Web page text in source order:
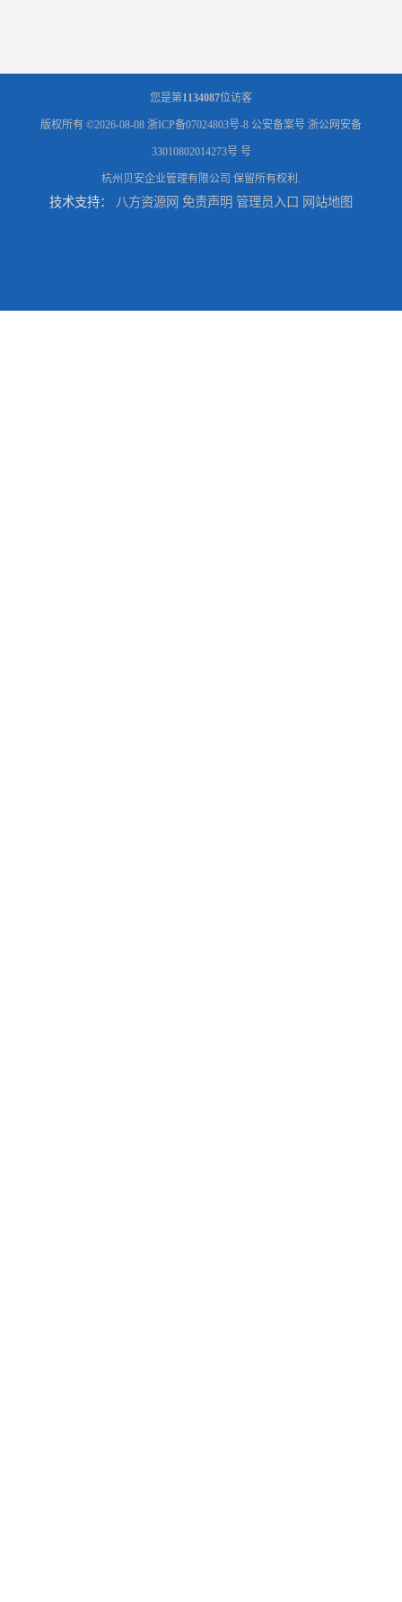
您是第1134087位访客
版权所有 ©2026-08-08 浙ICP备07024803号-8 公安备案号 浙公网安备
33010802014273号 号
杭州贝安企业管理有限公司 保留所有权利.
技术支持： 八方资源网 免责声明 管理员入口 网站地图